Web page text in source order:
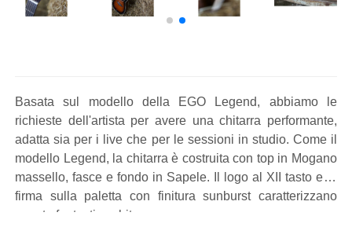
Basata sul modello della EGO Legend, abbiamo le
richieste dell'artista per avere una chitarra performante,
adatta sia per i live che per le sessioni in studio. Come il
modello Legend, la chitarra è costruita con top in Mogano
massello, fasce e fondo in Sapele. Il logo al XII tasto e la
firma sulla paletta con finitura sunburst caratterizzano
questa fantastica chitarra.